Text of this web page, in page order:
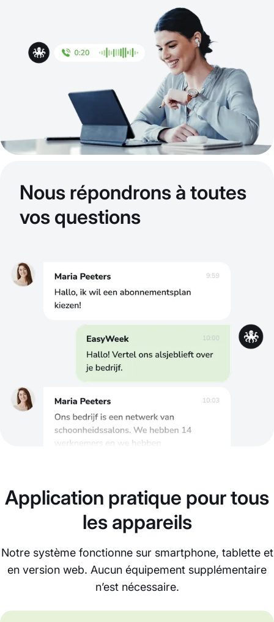
Nous répondrons à toutes
vos questions
Application pratique pour tous
les appareils
Notre système fonctionne sur smartphone, tablette et
en version web. Aucun équipement supplémentaire
n’est nécessaire.